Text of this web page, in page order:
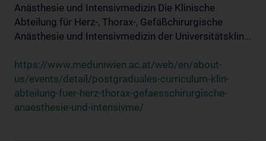
Anästhesie und Intensivmedizin Die Klinische
Abteilung für Herz-, Thorax-, Gefäßchirurgische
Anästhesie und Intensivmedizin der Universitätsklin...
https://www.meduniwien.ac.at/web/en/about-
us/events/detail/postgraduales-curriculum-klin-
abteilung-fuer-herz-thorax-gefaesschirurgische-
anaesthesie-und-intensivme/